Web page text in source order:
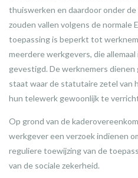
thuiswerken en daardoor onder
zouden vallen volgens de normale
toepassing is beperkt tot
meerdere werkgevers, die
gevestigd. De werknemers
staat waar de statutaire zetel van
hun telewerk gewoonlijk te
Op grond van de
werkgever een verzoek indienen
reguliere toewijzing van de
van de sociale zekerheid.